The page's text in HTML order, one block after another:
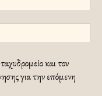
και τον
για την επόμενη